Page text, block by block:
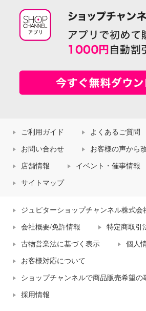
ご利用ガイド よくあるご質問
お問い合わせ お客様の声から
店舗情報 イベント・催事情報
サイトマップ
ジュピターショップチャンネル株式会
会社概要/免許情報 特定商取引
古物営業法に基づく表示 個人
お客様対応について
ショップチャンネルで商品販売希望の
採用情報